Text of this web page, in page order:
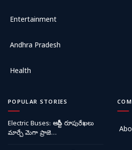
Entertainment
Andhra Pradesh
Health
POPULAR STORIES
Electric Buses: ఆర్టీసీ రూపురేఖలు
మార్చే మెగా ప్రాజె…